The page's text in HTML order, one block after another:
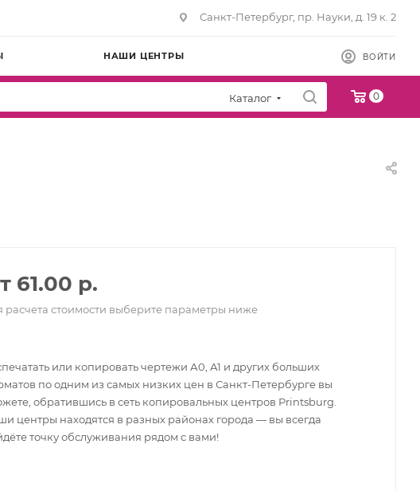
Санкт-Петербург, пр. Науки, д. 19 к. 2
НАШИ ЦЕНТРЫ ВОЙТИ
Каталог 0
61.00 р.
расчета стоимости выберите параметры ниже
или копировать чертежи А0, А1 и других больших
по одним из самых низких цен в Санкт-Петербурге вы
обратившись в сеть копировальных центров Printsburg.
центры находятся в разных районах города — вы всегда
точку обслуживания рядом с вами!